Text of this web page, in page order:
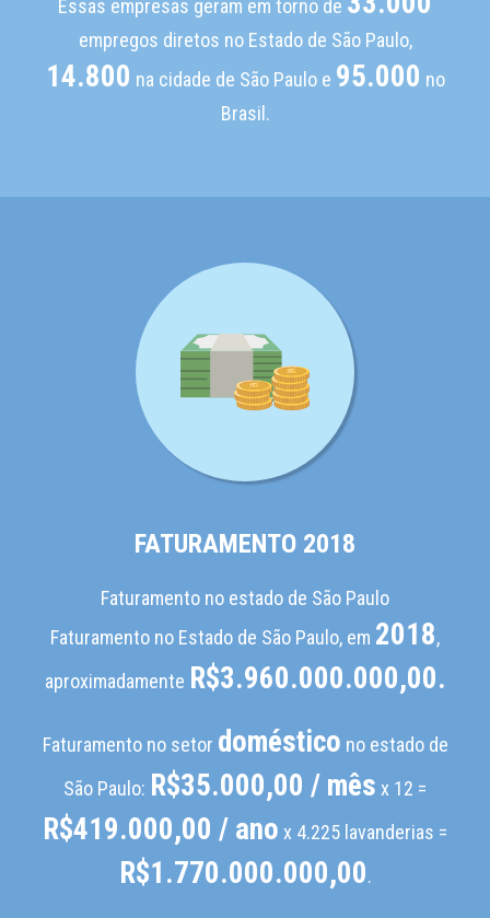
Essas empresas geram em torno de
empregos diretos no Estado de São Paulo,
14.800 na cidade de São Paulo e 95.000 no
Brasil.
FATURAMENTO 2018
Faturamento no estado de São Paulo
Faturamento no Estado de São Paulo, em 2018,
aproximadamente R$3.960.000.000,00.
Faturamento no setor doméstico no estado de
São Paulo: R$35.000,00 / mês x 12 =
R$419.000,00 / ano x 4.225 lavanderias =
R$1.770.000.000,00.